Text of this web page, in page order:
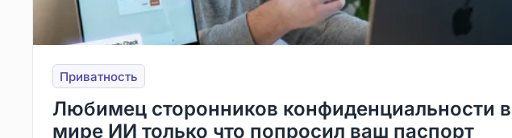
Приватность
Любимец сторонников конфиденциальности в
мире ИИ только что попросил ваш паспорт